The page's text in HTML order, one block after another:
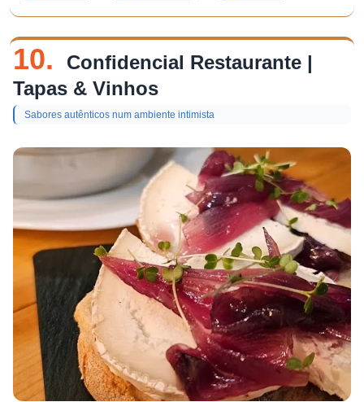
10.
Confidencial Restaurante |
Tapas & Vinhos
Sabores autênticos num ambiente intimista